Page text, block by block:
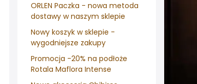
ORLEN Paczka - nowa metoda
dostawy w naszym sklepie
Nowy koszyk w sklepie -
wygodniejsze zakupy
Promocja -20% na podłoże
Rotala Maflora Intense